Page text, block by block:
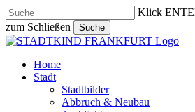
Skip
to
main
content
Klick
zum Schließen
Suche
Close
search
Menu
Home
Stadt
Stadtbilder
Abbruch & Neubau